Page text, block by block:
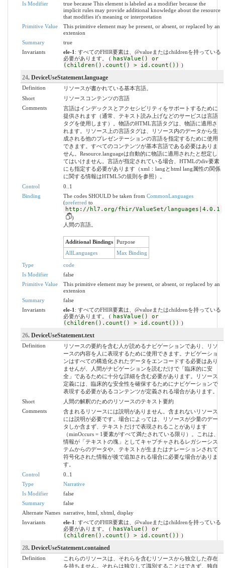
Is Modifier
true because This element is labeled as a modifier because the
implicit rules may provide additional knowledge about the resource
that modifies it's meaning or interpretation
Primitive Value
This primitive element may be present, or absent, or replaced by an
extension
Summary
true
Invariants
ele-1 : すべてのFHIR要素は、@valueまたはchildrenを持っている
必要があります。 ( hasValue() or
(children().count() > id.count()) )
24. DeviceUseStatement.language
Definition
リソースが書かれている基本言語。
Short
リソースコンテンツの言語
Comments
言語はインデックスとアクセシビリティをサポートするために
提供されます（通常、テキスト読み上げなどのサービスは言語
タグを使用します）。物語のHTML言語タグは、物語に適用さ
れます。リソース上の言語タグは、リソース内のデータから生
成される他のプレゼンテーションの言語を指定するために使用
できます。すべてのコンテンツが基本言語である必要はありま
せん。Resource.languageは自動的に物語に適用されたと想定し
てはいけません。言語が指定されている場合、HTMLのdiv要素
にも指定する必要があります（xml：langとhtml lang属性の関係
に関する情報はHTML5の規則を参照）。
Control
0..1
Binding
The codes SHOULD be taken from CommonLanguages
(preferred to
http://hl7.org/fhir/ValueSet/languages|4.0.1
)
人間の言語。
Additional Bindings
Purpose
AllLanguages
Max Binding
Type
code
Is Modifier
false
Primitive Value
This primitive element may be present, or absent, or replaced by an
extension
Summary
false
Invariants
ele-1 : すべてのFHIR要素は、@valueまたはchildrenを持っている
必要があります。 ( hasValue() or
(children().count() > id.count()) )
26. DeviceUseStatement.text
Definition
リソースの要約を含む人が読めるナビゲーションであり、リソ
ースの内容を人に表現するために使用できます。ナビゲーショ
ンはすべての構造化されたデータをエンコードする必要はあり
ませんが、人間がナビゲーションを読むだけで「臨床的に安
全」であるために十分な詳細を含む必要があります。リソース
定義には、臨床的な安全性を確保するためにナビゲーションで
表現する必要があるコンテンツが定義される場合があります。
Short
人間の解釈のためのリソースのテキスト要約
Comments
含まれるリソースには説明がありません。含まれないリソース
には説明が必要です。場合によっては、リソースが少量のデー
タしか含まず、テキストだけで表現されることがあります
（minOccurs = 1要素がすべて満たされている限り）。これは、
情報が「テキストの塊」としてキャプチャされるレガシーシス
テムからのデータや、テキストが生またはナレーションされて
符号化された情報が後で追加される場合に必要な場合がありま
す。
Control
0..1
Type
Narrative
Is Modifier
false
Summary
false
Alternate Names narrative, html, xhtml, display
Invariants
ele-1 : すべてのFHIR要素は、@valueまたはchildrenを持っている
必要があります。 ( hasValue() or
(children().count() > id.count()) )
28. DeviceUseStatement.contained
Definition
これらのリソースは、それらを含むリソースから独立した存在
を持ちません。それらは独立して識別することはできず、独自